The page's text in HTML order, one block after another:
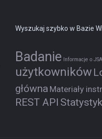
Wyszukaj szybko w Bazie
Badanie Informacje o JSA
użytkowników
główna Materiały
REST API